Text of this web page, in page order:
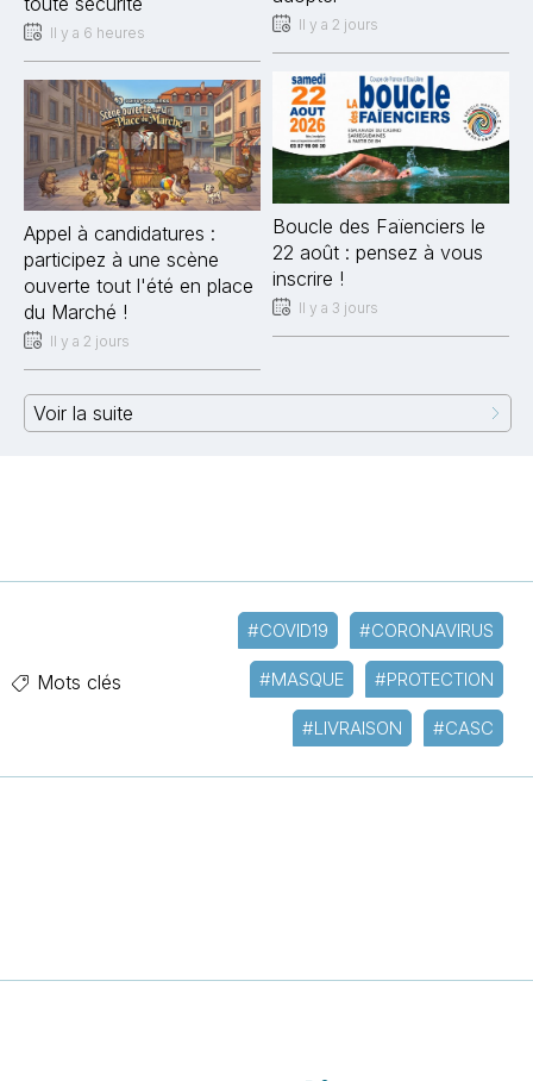
Il y a 6 heures
Appel à candidatures :
participez à une scène
ouverte tout l'été en place
du Marché !
Il y a 2 jours
Il y a 2 jours
Boucle des Faïenciers le
22 août : pensez à vous
inscrire !
Il y a 3 jours
Voir la suite
Mots clés
#COVID19 #CORONAVIRUS
#MASQUE #PROTECTION
#LIVRAISON #CASC